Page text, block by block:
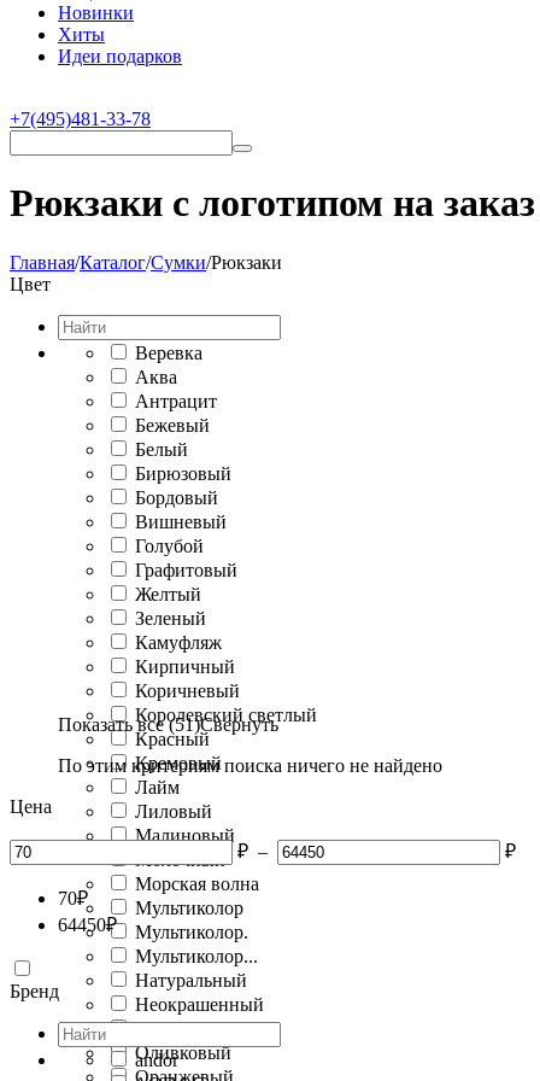
Новинки
Хиты
Идеи подарков
+7(495)481-33-78
Рюкзаки с логотипом на заказ
Главная/Каталог/Сумки/Рюкзаки
Цвет
Bеревка
Аква
Антрацит
Бежевый
Белый
Бирюзовый
Бордовый
Вишневый
Голубой
Графитовый
Желтый
Зеленый
Камуфляж
Кирпичный
Коричневый
Королевский светлый
Красный
Кремовый
Лайм
Лиловый
Малиновый
Молочный
Морская волна
Мультиколор
Мультиколор.
Мультиколор...
Натуральный
Неокрашенный
Окра
Оливковый
Оранжевый
Показать все (51)Свернуть
По этим критериям поиска ничего не найдено
Цена
₽ – ₽
70₽
64450₽
Бренд
andor